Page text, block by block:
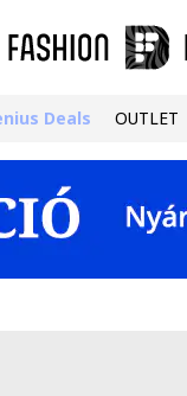
Deals OUTLET